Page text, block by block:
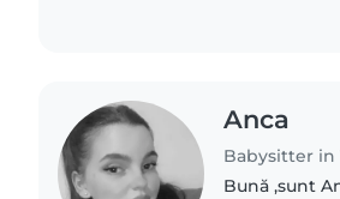
Anca
Babysitter in
Bună ,sunt